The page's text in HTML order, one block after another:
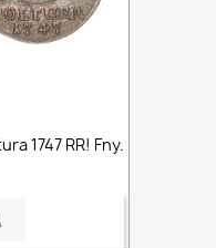
1747 RR! Fny.